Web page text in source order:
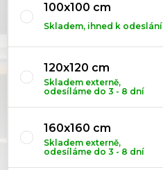
100x100 cm
Skladem, ihned k odeslání
120x120 cm
Skladem externě,
odesíláme do 3 - 8 dní
160x160 cm
Skladem externě,
odesíláme do 3 - 8 dní